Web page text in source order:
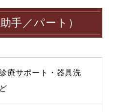
手／パート）
療サポート・器具洗